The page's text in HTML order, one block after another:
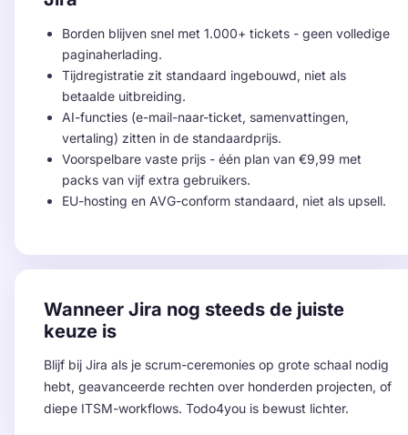
Borden blijven snel met 1.000+ tickets - geen volledige
paginaherlading.
Tijdregistratie zit standaard ingebouwd, niet als
betaalde uitbreiding.
AI-functies (e-mail-naar-ticket, samenvattingen,
vertaling) zitten in de standaardprijs.
Voorspelbare vaste prijs - één plan van €9,99 met
packs van vijf extra gebruikers.
EU-hosting en AVG-conform standaard, niet als upsell.
Wanneer Jira nog steeds de juiste
keuze is
Blijf bij Jira als je scrum-ceremonies op grote schaal nodig
hebt, geavanceerde rechten over honderden projecten, of
diepe ITSM-workflows. Todo4you is bewust lichter.